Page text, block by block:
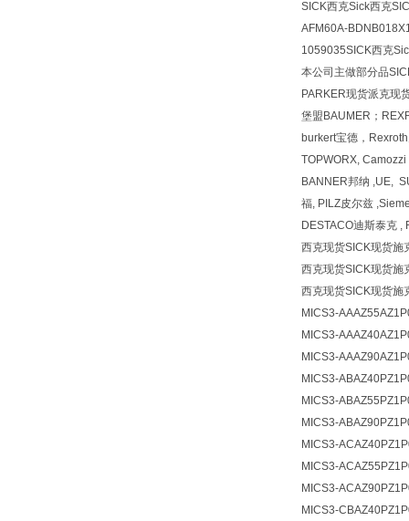
SICK西克Sick西克
AFM60A-
1059035SICK西克
本公司主做部分品
PARKER现货派克现
堡盟BAUMER；
burkert宝德，
TOPWORX,
BANNER邦纳 ,UE,
福, PILZ皮尔兹
DESTACO迪斯泰克
西克现货SICK现货施
西克现货SICK现货施
西克现货SICK现货施
MICS3-
MICS3-
MICS3-
MICS3-
MICS3-
MICS3-
MICS3-
MICS3-
MICS3-
MICS3-